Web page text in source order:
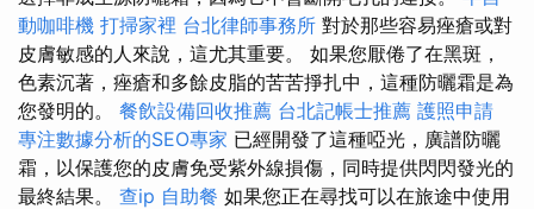
動咖啡機 打掃家裡 台北律師事務所 對於那些容易痤瘡或對
皮膚敏感的人來說，這尤其重要。 如果您厭倦了在黑斑，
色素沉著，痤瘡和多餘皮脂的苦苦掙扎中，這種防曬霜是為
您發明的。 餐飲設備回收推薦 台北記帳士推薦 護照申請
專注數據分析的SEO專家 已經開發了這種啞光，廣譜防曬
霜，以保護您的皮膚免受紫外線損傷，同時提供閃閃發光的
最終結果。 查ip 自助餐 如果您正在尋找可以在旅途中使用